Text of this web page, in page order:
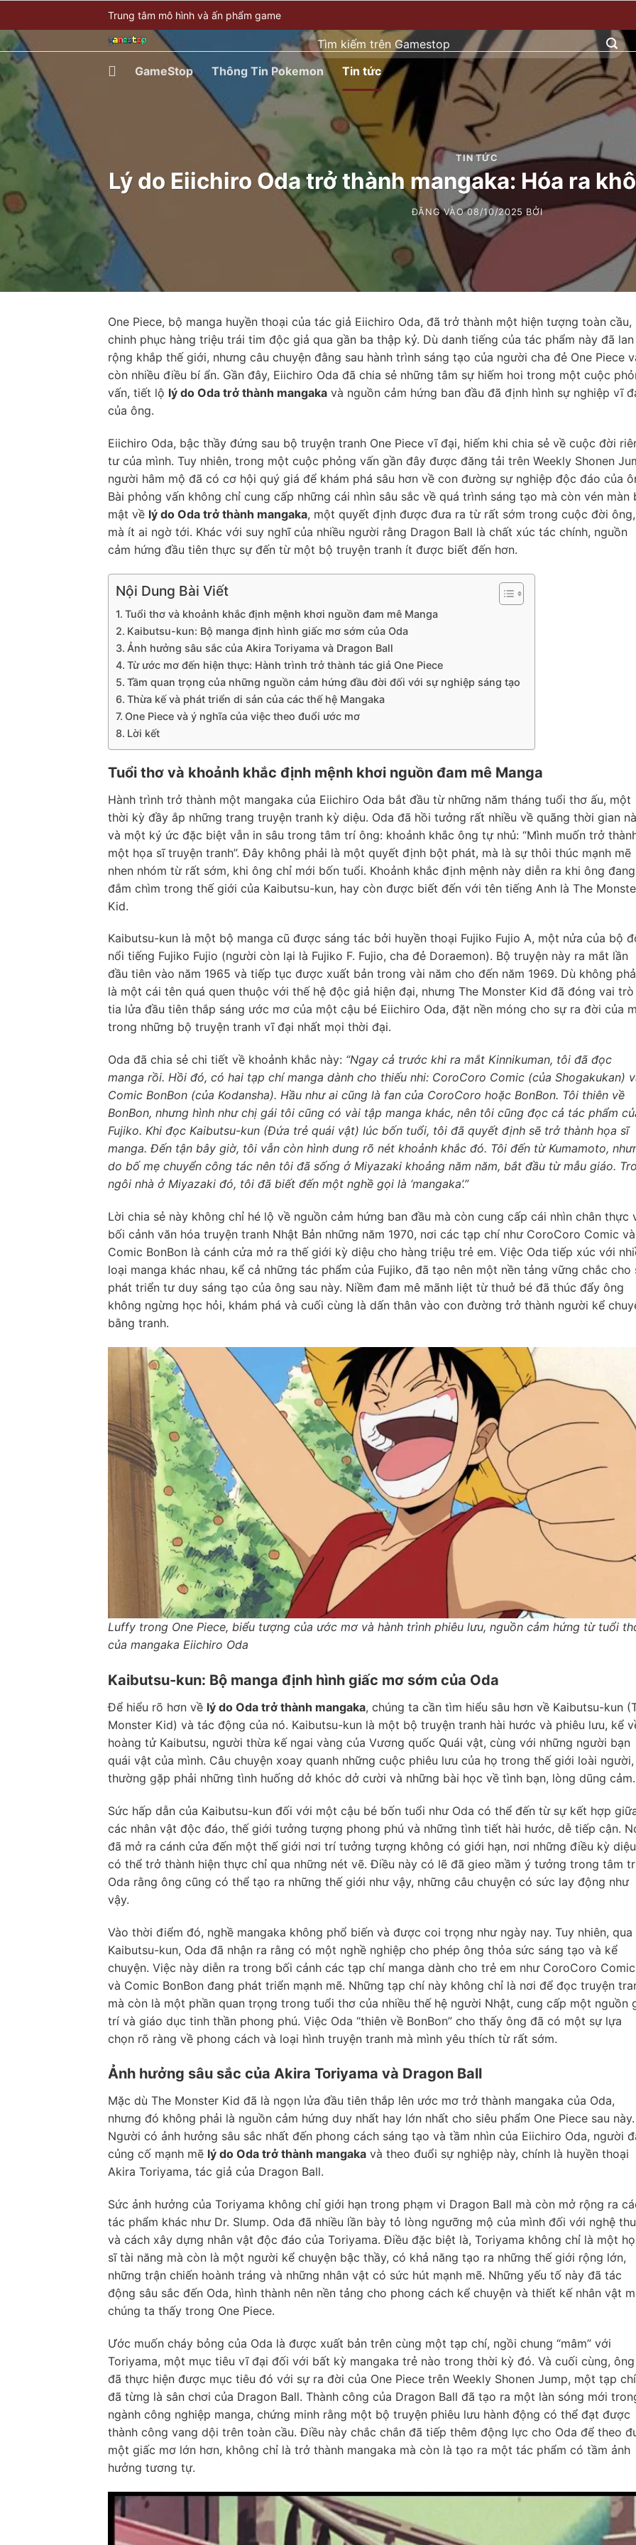
qua
nội
dung
Trung tâm mô hình và ấn phẩm game
Tìm
kiếm:
GameStop Thông Tin Pokemon Tin tức
TIN TỨC
Lý do Eiichiro Oda trở thành mangaka: Hóa ra
ĐĂNG VÀO08/10/2025 BỞI
One Piece, bộ manga huyền thoại của tác giả Eiichiro Oda, đã trở thành một hiện tượng toàn cầu,
chinh phục hàng triệu trái tim độc giả qua gần ba thập kỷ. Dù danh tiếng của tác phẩm này đã lan
rộng khắp thế giới, nhưng câu chuyện đằng sau hành trình sáng tạo của người cha đẻ One Piece
còn nhiều điều bí ẩn. Gần đây, Eiichiro Oda đã chia sẻ những tâm sự hiếm hoi trong một cuộc
vấn, tiết lộ lý do Oda trở thành mangaka và nguồn cảm hứng ban đầu đã định hình sự nghiệp vĩ
của ông.
Eiichiro Oda, bậc thầy đứng sau bộ truyện tranh One Piece vĩ đại, hiếm khi chia sẻ về cuộc đời
tư của mình. Tuy nhiên, trong một cuộc phỏng vấn gần đây được đăng tải trên Weekly Shonen
người hâm mộ đã có cơ hội quý giá để khám phá sâu hơn về con đường sự nghiệp độc đáo của
Bài phỏng vấn không chỉ cung cấp những cái nhìn sâu sắc về quá trình sáng tạo mà còn vén màn
mật về lý do Oda trở thành mangaka, một quyết định được đưa ra từ rất sớm trong cuộc đời ông,
mà ít ai ngờ tới. Khác với suy nghĩ của nhiều người rằng Dragon Ball là chất xúc tác chính, nguồn
cảm hứng đầu tiên thực sự đến từ một bộ truyện tranh ít được biết đến hơn.
Nội Dung Bài Viết
Tuổi thơ và khoảnh khắc định mệnh khơi nguồn đam mê Manga
Kaibutsu-kun: Bộ manga định hình giấc mơ sớm của Oda
Ảnh hưởng sâu sắc của Akira Toriyama và Dragon Ball
Từ ước mơ đến hiện thực: Hành trình trở thành tác giả One Piece
Tầm quan trọng của những nguồn cảm hứng đầu đời đối với sự nghiệp sáng tạo
Thừa kế và phát triển di sản của các thế hệ Mangaka
One Piece và ý nghĩa của việc theo đuổi ước mơ
Lời kết
Tuổi thơ và khoảnh khắc định mệnh khơi nguồn đam mê Manga
Hành trình trở thành một mangaka của Eiichiro Oda bắt đầu từ những năm tháng tuổi thơ ấu, một
thời kỳ đầy ắp những trang truyện tranh kỳ diệu. Oda đã hồi tưởng rất nhiều về quãng thời gian
và một ký ức đặc biệt vẫn in sâu trong tâm trí ông: khoảnh khắc ông tự nhủ: “Mình muốn trở
một họa sĩ truyện tranh”. Đây không phải là một quyết định bột phát, mà là sự thôi thúc mạnh mẽ
nhen nhóm từ rất sớm, khi ông chỉ mới bốn tuổi. Khoảnh khắc định mệnh này diễn ra khi ông đang
đắm chìm trong thế giới của Kaibutsu-kun, hay còn được biết đến với tên tiếng Anh là The
Kid.
Kaibutsu-kun là một bộ manga cũ được sáng tác bởi huyền thoại Fujiko Fujio A, một nửa của bộ
nổi tiếng Fujiko Fujio (người còn lại là Fujiko F. Fujio, cha đẻ Doraemon). Bộ truyện này ra mắt lần
đầu tiên vào năm 1965 và tiếp tục được xuất bản trong vài năm cho đến năm 1969. Dù không
là một cái tên quá quen thuộc với thế hệ độc giả hiện đại, nhưng The Monster Kid đã đóng vai
tia lửa đầu tiên thắp sáng ước mơ của một cậu bé Eiichiro Oda, đặt nền móng cho sự ra đời của
trong những bộ truyện tranh vĩ đại nhất mọi thời đại.
Oda đã chia sẻ chi tiết về khoảnh khắc này: “Ngay cả trước khi ra mắt Kinnikuman, tôi đã đọc
manga rồi. Hồi đó, có hai tạp chí manga dành cho thiếu nhi: CoroCoro Comic (của Shogakukan)
Comic BonBon (của Kodansha). Hầu như ai cũng là fan của CoroCoro hoặc BonBon. Tôi thiên về
BonBon, nhưng hình như chị gái tôi cũng có vài tập manga khác, nên tôi cũng đọc cả tác phẩm
Fujiko. Khi đọc Kaibutsu-kun (Đứa trẻ quái vật) lúc bốn tuổi, tôi đã quyết định sẽ trở thành họa sĩ
manga. Đến tận bây giờ, tôi vẫn còn hình dung rõ nét khoảnh khắc đó. Tôi đến từ Kumamoto,
do bố mẹ chuyển công tác nên tôi đã sống ở Miyazaki khoảng năm năm, bắt đầu từ mẫu giáo.
ngôi nhà ở Miyazaki đó, tôi đã biết đến một nghề gọi là ‘mangaka’.”
Lời chia sẻ này không chỉ hé lộ về nguồn cảm hứng ban đầu mà còn cung cấp cái nhìn chân thực
bối cảnh văn hóa truyện tranh Nhật Bản những năm 1970, nơi các tạp chí như CoroCoro Comic và
Comic BonBon là cánh cửa mở ra thế giới kỳ diệu cho hàng triệu trẻ em. Việc Oda tiếp xúc với
loại manga khác nhau, kể cả những tác phẩm của Fujiko, đã tạo nên một nền tảng vững chắc cho
phát triển tư duy sáng tạo của ông sau này. Niềm đam mê mãnh liệt từ thuở bé đã thúc đẩy ông
không ngừng học hỏi, khám phá và cuối cùng là dấn thân vào con đường trở thành người kể
bằng tranh.
Luffy trong One Piece, biểu tượng của ước mơ và hành trình phiêu lưu, nguồn cảm hứng từ tuổi
của mangaka Eiichiro Oda
Kaibutsu-kun: Bộ manga định hình giấc mơ sớm của Oda
Để hiểu rõ hơn về lý do Oda trở thành mangaka, chúng ta cần tìm hiểu sâu hơn về Kaibutsu-kun
Monster Kid) và tác động của nó. Kaibutsu-kun là một bộ truyện tranh hài hước và phiêu lưu, kể
hoàng tử Kaibutsu, người thừa kế ngai vàng của Vương quốc Quái vật, cùng với những người bạn
quái vật của mình. Câu chuyện xoay quanh những cuộc phiêu lưu của họ trong thế giới loài người,
thường gặp phải những tình huống dở khóc dở cười và những bài học về tình bạn, lòng dũng cảm.
Sức hấp dẫn của Kaibutsu-kun đối với một cậu bé bốn tuổi như Oda có thể đến từ sự kết hợp
các nhân vật độc đáo, thế giới tưởng tượng phong phú và những tình tiết hài hước, dễ tiếp cận.
đã mở ra cánh cửa đến một thế giới nơi trí tưởng tượng không có giới hạn, nơi những điều kỳ diệu
có thể trở thành hiện thực chỉ qua những nét vẽ. Điều này có lẽ đã gieo mầm ý tưởng trong tâm
Oda rằng ông cũng có thể tạo ra những thế giới như vậy, những câu chuyện có sức lay động như
vậy.
Vào thời điểm đó, nghề mangaka không phổ biến và được coi trọng như ngày nay. Tuy nhiên, qua
Kaibutsu-kun, Oda đã nhận ra rằng có một nghề nghiệp cho phép ông thỏa sức sáng tạo và kể
chuyện. Việc này diễn ra trong bối cảnh các tạp chí manga dành cho trẻ em như CoroCoro Comic
và Comic BonBon đang phát triển mạnh mẽ. Những tạp chí này không chỉ là nơi để đọc truyện
mà còn là một phần quan trọng trong tuổi thơ của nhiều thế hệ người Nhật, cung cấp một nguồn
trí và giáo dục tinh thần phong phú. Việc Oda “thiên về BonBon” cho thấy ông đã có một sự lựa
chọn rõ ràng về phong cách và loại hình truyện tranh mà mình yêu thích từ rất sớm.
Ảnh hưởng sâu sắc của Akira Toriyama và Dragon Ball
Mặc dù The Monster Kid đã là ngọn lửa đầu tiên thắp lên ước mơ trở thành mangaka của Oda,
nhưng đó không phải là nguồn cảm hứng duy nhất hay lớn nhất cho siêu phẩm One Piece sau này.
Người có ảnh hưởng sâu sắc nhất đến phong cách sáng tạo và tầm nhìn của Eiichiro Oda, người
củng cố mạnh mẽ lý do Oda trở thành mangaka và theo đuổi sự nghiệp này, chính là huyền thoại
Akira Toriyama, tác giả của Dragon Ball.
Sức ảnh hưởng của Toriyama không chỉ giới hạn trong phạm vi Dragon Ball mà còn mở rộng ra
tác phẩm khác như Dr. Slump. Oda đã nhiều lần bày tỏ lòng ngưỡng mộ của mình đối với nghệ
và cách xây dựng nhân vật độc đáo của Toriyama. Điều đặc biệt là, Toriyama không chỉ là một
sĩ tài năng mà còn là một người kể chuyện bậc thầy, có khả năng tạo ra những thế giới rộng lớn,
những trận chiến hoành tráng và những nhân vật có sức hút mạnh mẽ. Những yếu tố này đã tác
động sâu sắc đến Oda, hình thành nên nền tảng cho phong cách kể chuyện và thiết kế nhân vật
chúng ta thấy trong One Piece.
Ước muốn cháy bỏng của Oda là được xuất bản trên cùng một tạp chí, ngồi chung “mâm” với
Toriyama, một mục tiêu vĩ đại đối với bất kỳ mangaka trẻ nào trong thời kỳ đó. Và cuối cùng, ông
đã thực hiện được mục tiêu đó với sự ra đời của One Piece trên Weekly Shonen Jump, một tạp chí
đã từng là sân chơi của Dragon Ball. Thành công của Dragon Ball đã tạo ra một làn sóng mới
ngành công nghiệp manga, chứng minh rằng một bộ truyện phiêu lưu hành động có thể đạt được
thành công vang dội trên toàn cầu. Điều này chắc chắn đã tiếp thêm động lực cho Oda để theo
một giấc mơ lớn hơn, không chỉ là trở thành mangaka mà còn là tạo ra một tác phẩm có tầm ảnh
hưởng tương tự.